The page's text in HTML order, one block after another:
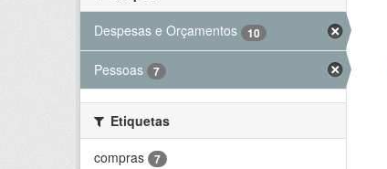
Despesas e Orçamentos
10
Pessoas 7
Etiquetas
compras
7